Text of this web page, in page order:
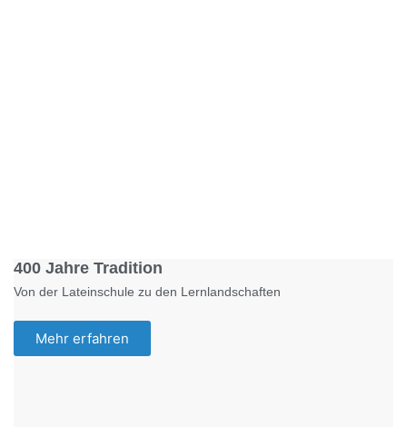
400 Jahre Tradition
Von der Lateinschule zu den Lernlandschaften
Mehr erfahren